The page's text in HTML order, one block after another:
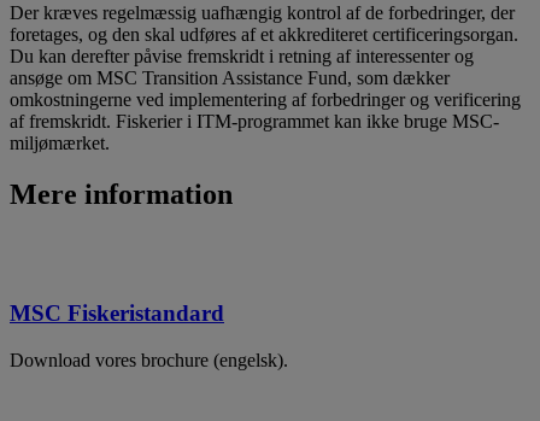
Der kræves regelmæssig uafhængig kontrol af de forbedringer, der
foretages, og den skal udføres af et akkrediteret certificeringsorgan.
Du kan derefter påvise fremskridt i retning af interessenter og
ansøge om MSC Transition Assistance Fund, som dækker
omkostningerne ved implementering af forbedringer og verificering
af fremskridt. Fiskerier i ITM-programmet kan ikke bruge MSC-
miljømærket.
Mere information
MSC Fiskeristandard
Download vores brochure (engelsk).